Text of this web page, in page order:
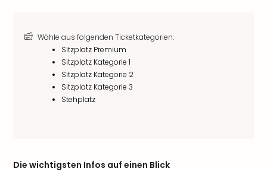
Wähle aus folgenden Ticketkategorien:
Sitzplatz Premium
Sitzplatz Kategorie 1
Sitzplatz Kategorie 2
Sitzplatz Kategorie 3
Stehplatz
Die wichtigsten Infos auf einen Blick